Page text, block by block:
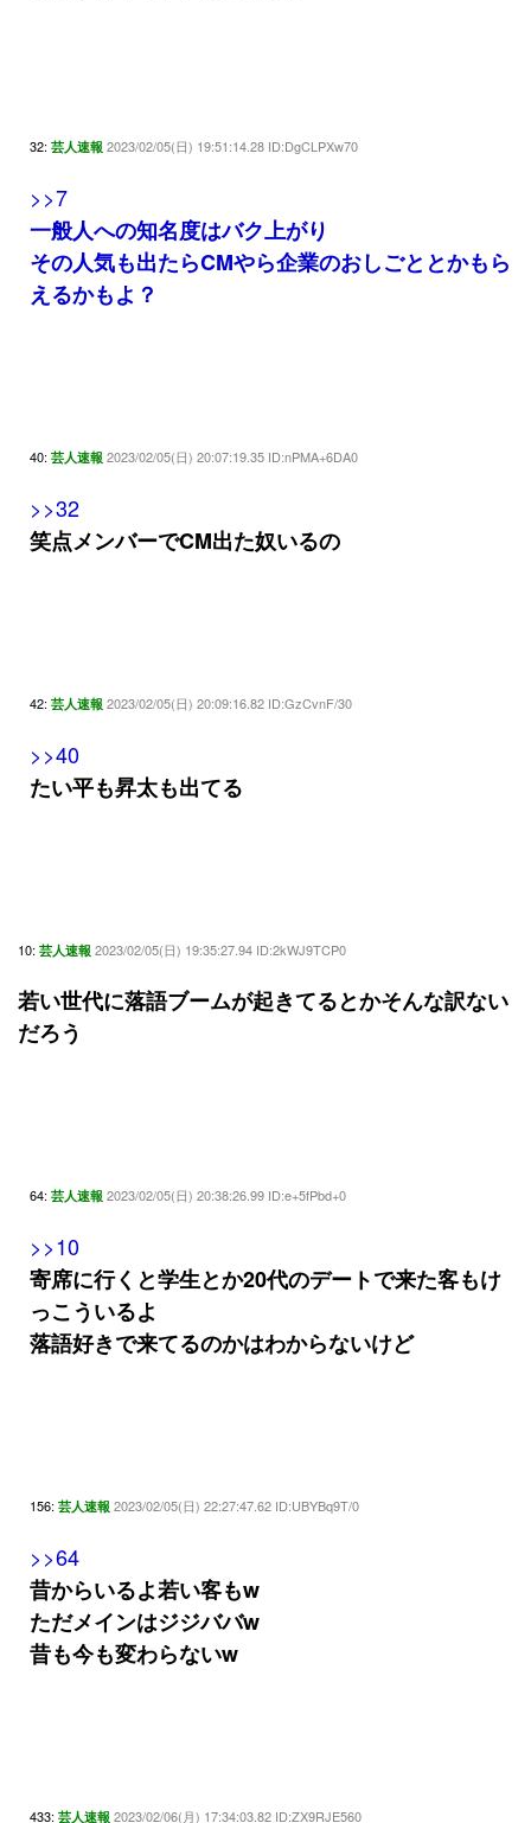
32: 芸人速報 2023/02/05(日) 19:51:14.28 ID:DgCLPXw70
>>7
一般人への知名度はバク上がり
その人気も出たらCMやら企業のおしごととかもら
えるかもよ？
40: 芸人速報 2023/02/05(日) 20:07:19.35 ID:nPMA+6DA0
>>32
笑点メンバーでCM出た奴いるの
42: 芸人速報 2023/02/05(日) 20:09:16.82 ID:GzCvnF/30
>>40
たい平も昇太も出てる
10: 芸人速報 2023/02/05(日) 19:35:27.94 ID:2kWJ9TCP0
若い世代に落語ブームが起きてるとかそんな訳ない
だろう
64: 芸人速報 2023/02/05(日) 20:38:26.99 ID:e+5fPbd+0
>>10
寄席に行くと学生とか20代のデートで来た客もけ
っこういるよ
落語好きで来てるのかはわからないけど
156: 芸人速報 2023/02/05(日) 22:27:47.62 ID:UBYBq9T/0
>>64
昔からいるよ若い客もw
ただメインはジジババw
昔も今も変わらないw
433: 芸人速報 2023/02/06(月) 17:34:03.82 ID:ZX9RJE560